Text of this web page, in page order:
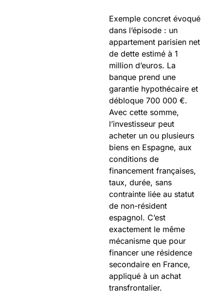
Exemple concret évoqué
dans l’épisode : un
appartement parisien net
de dette estimé à 1
million d’euros. La
banque prend une
garantie hypothécaire et
débloque 700 000 €.
Avec cette somme,
l’investisseur peut
acheter un ou plusieurs
biens en Espagne, aux
conditions de
financement françaises,
taux, durée, sans
contrainte liée au statut
de non-résident
espagnol. C’est
exactement le même
mécanisme que pour
financer une résidence
secondaire en France,
appliqué à un achat
transfrontalier.